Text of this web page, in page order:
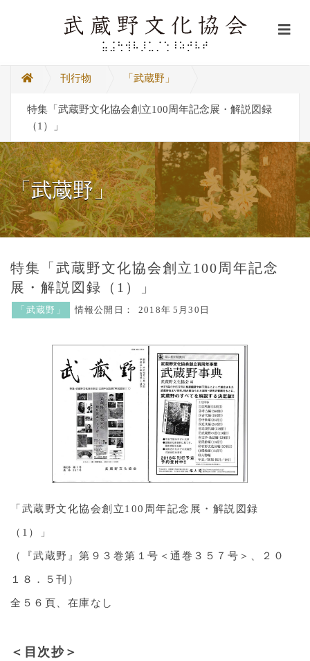
刊行物 「武蔵野」
特集「武蔵野文化協会創立100周年記念展・解説図録
（1）」
「武蔵野」
特集「武蔵野文化協会創立100周年記念
展・解説図録（1）」
「武蔵野」 情報公開日： 2018年 5月30日
「武蔵野文化協会創立100周年記念展・解説図録
（1）」
（『武蔵野』第９３巻第１号＜通巻３５７号＞、２０
１８．５刊）
全５６頁、在庫なし
＜目次抄＞